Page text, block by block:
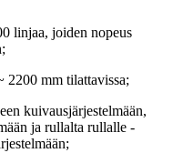
linjaa, joiden nopeus
2200 mm tilattavissa;
kuivausjärjestelmään,
ja rullalta rullalle -